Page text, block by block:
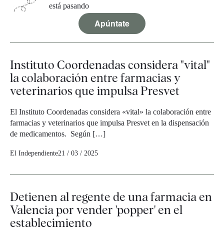
está pasando
Apúntate
Instituto Coordenadas considera "vital"
la colaboración entre farmacias y
veterinarios que impulsa Presvet
El Instituto Coordenadas considera «vital» la colaboración entre
farmacias y veterinarios que impulsa Presvet en la dispensación
de medicamentos. Según […]
El Independiente21 / 03 / 2025
Detienen al regente de una farmacia en
Valencia por vender 'popper' en el
establecimiento